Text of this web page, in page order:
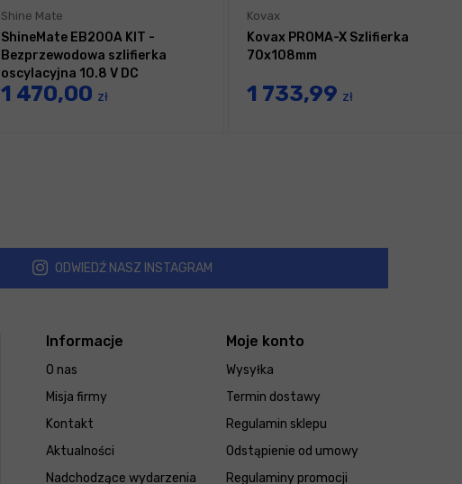
Shine Mate
ShineMate EB200A KIT -
Bezprzewodowa szlifierka
oscylacyjna 10.8 V DC
1 470,00 zł
Kovax
Kovax PROMA-X Szlifierka
70x108mm
1 733,99 zł
ODWIEDŹ NASZ INSTAGRAM
Informacje
O nas
Misja firmy
Kontakt
Aktualności
Nadchodzące wydarzenia
Moje konto
Wysyłka
Termin dostawy
Regulamin sklepu
Odstąpienie od umowy
Regulaminy promocji